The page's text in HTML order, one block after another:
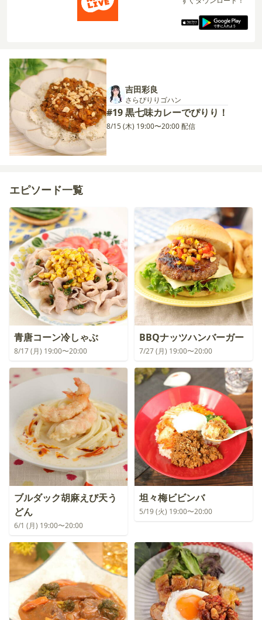
吉田彩良
さらぴりりゴハン
#19 黒七味カレーでぴりり！
8/15 (木) 19:00〜20:00 配信
エピソード一覧
青唐コーン冷しゃぶ
8/17 (月) 19:00〜20:00
BBQナッツハンバーガー
7/27 (月) 19:00〜20:00
ブルダック胡麻えび天う
どん
6/1 (月) 19:00〜20:00
坦々梅ビビンバ
5/19 (火) 19:00〜20:00